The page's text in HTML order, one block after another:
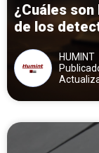
¿Cuáles
de los
HUMINT